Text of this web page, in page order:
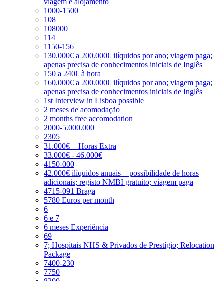
1000-1500
108
108000
114
1150-156
130.000€ a 200.000€ ilíquidos por ano; viagem paga;
apenas precisa de conhecimentos iniciais de Inglês
150 a 240€ à hora
160.000€ a 200.000€ ilíquidos por ano; viagem paga;
apenas precisa de conhecimentos iniciais de Inglês
1st Interview in Lisboa possible
2 meses de acomodação
2 months free accomodation
2000-5.000.000
2305
31.000€ + Horas Extra
33.000€ - 46.000€
4150-000
42.000€ ilíquidos anuais + possibilidade de horas
adicionais; registo NMBI gratuito; viagem paga
4715-091 Braga
5780 Euros per month
6
6 e 7
6 meses Experiência
69
7; Hospitais NHS & Privados de Prestígio; Relocation
Package
7400-230
7750